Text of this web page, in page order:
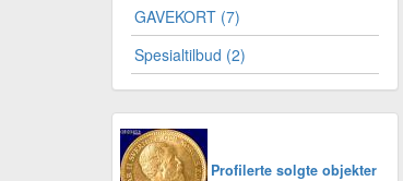
GAVEKORT (7)
Spesialtilbud (2)
Profilerte solgte objekter